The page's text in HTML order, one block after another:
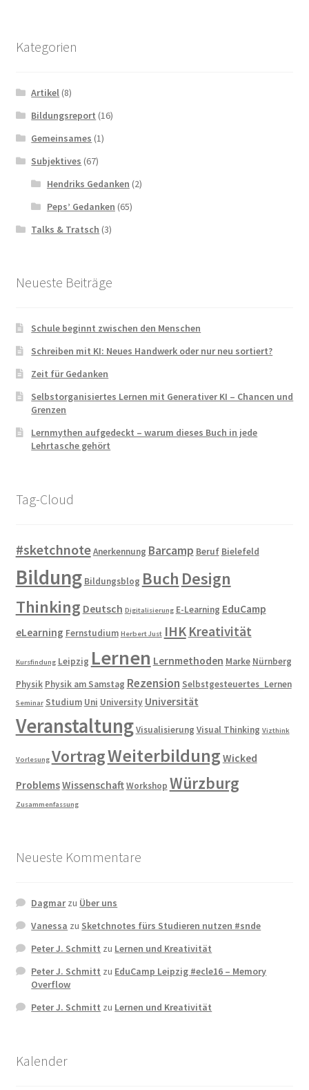
Kategorien
Artikel (8)
Bildungsreport (16)
Gemeinsames (1)
Subjektives (67)
Hendriks Gedanken (2)
Peps’ Gedanken (65)
Talks & Tratsch (3)
Neueste Beiträge
Schule beginnt zwischen den Menschen
Schreiben mit KI: Neues Handwerk oder nur neu sortiert?
Zeit für Gedanken
Selbstorganisiertes Lernen mit Generativer KI – Chancen und
Grenzen
Lernmythen aufgedeckt – warum dieses Buch in jede
Lehrtasche gehört
Tag-Cloud
#sketchnoteAnerkennung Barcamp Beruf Bielefeld
Bildung Bildungsblog Buch Design
Thinking Deutsch Digitalisierung E-Learning EduCamp
eLearning Fernstudium Herbert Just IHK Kreativität
Kursfindung Leipzig Lernen Lernmethoden Marke Nürnberg
Physik Physik am Samstag Rezension Selbstgesteuertes_Lernen
Seminar Studium Uni University Universität
VeranstaltungVisualisierung Visual Thinking Vizthink
Vorlesung VortragWeiterbildung Wicked
ProblemsWissenschaftWorkshop Würzburg
Zusammenfassung
Neueste Kommentare
Dagmarzu Über uns
Vanessa zu Sketchnotes fürs Studieren nutzen #snde
Peter J. Schmitt zu Lernen und Kreativität
Peter J. Schmitt zu EduCamp Leipzig #ecle16 – Memory
Overflow
Peter J. Schmitt zu Lernen und Kreativität
Kalender